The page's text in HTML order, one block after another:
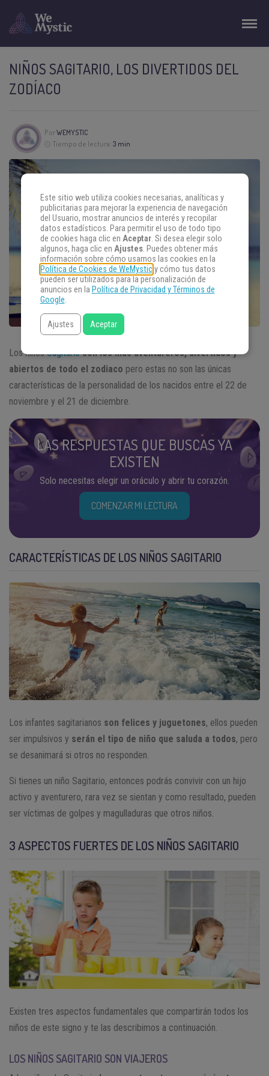
NIÑOS SAGITARIO, LOS DIVERTIDOS DEL
ZODÍACO
PorWEMYSTIC
Tiempo de lectura: 3 min
Los niñosSagitarioson los más aventureros, divertidos y
abiertos de todo el zodiaco pero estas no son las únicas
características de la personalidad de los nacidos entre el 22 de
noviembre y el 21 de diciembre.
LAS RESPUESTAS QUE BUSCAS YA
EXISTEN
Solo necesitas elegir un oráculo y abrir tu corazón.
COMENZAR MI LECTURA
CARACTERÍSTICAS DE LOS NIÑOS SAGITARIO
Los infantes sagitarianos son felices y juguetones, ellos pueden
ser impulsivos y serán el tipo de niño que saluda a todos, pero
se desanimará si otros no responden.
Si tienes un niño Sagitario, entonces podrás convivir con un hijo
activo y aventurero, rara vez se sientan y como resultado, pueden
ser víctimas de golpes y magulladuras que otros niños.
3 ASPECTOS FUERTES DE LOS NIÑOS SAGITARIO
Existen tres aspectos fundamentales que compartirán todos los
niños de este signo y te las describimos a continuación.
LOS NIÑOS SAGITARIO SON VIAJEROS
Este sitio web utiliza cookies necesarias, analíticas y
publicitarias para mejorar la experiencia de navegación
del Usuario, mostrar anuncios de interés y recopilar
datos estadísticos. Para permitir el uso de todo tipo
de cookies haga clic en Aceptar. Si desea elegir solo
algunos, haga clic en Ajustes. Puedes obtener más
información sobre cómo usamos las cookies en la
Política de Cookies de WeMysticy cómo tus datos
pueden ser utilizados para la personalización de
anuncios en la Política de Privacidad y Términos de
Google.
Ajustes Aceptar